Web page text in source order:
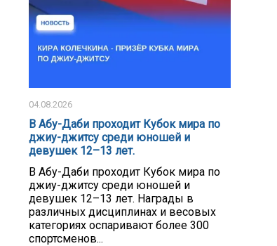
04.08.2026
В Абу-Даби проходит Кубок мира по
джиу-джитсу среди юношей и
девушек 12–13 лет.
В Абу-Даби проходит Кубок мира по
джиу-джитсу среди юношей и
девушек 12–13 лет. Награды в
различных дисциплинах и весовых
категориях оспаривают более 300
спортсменов...